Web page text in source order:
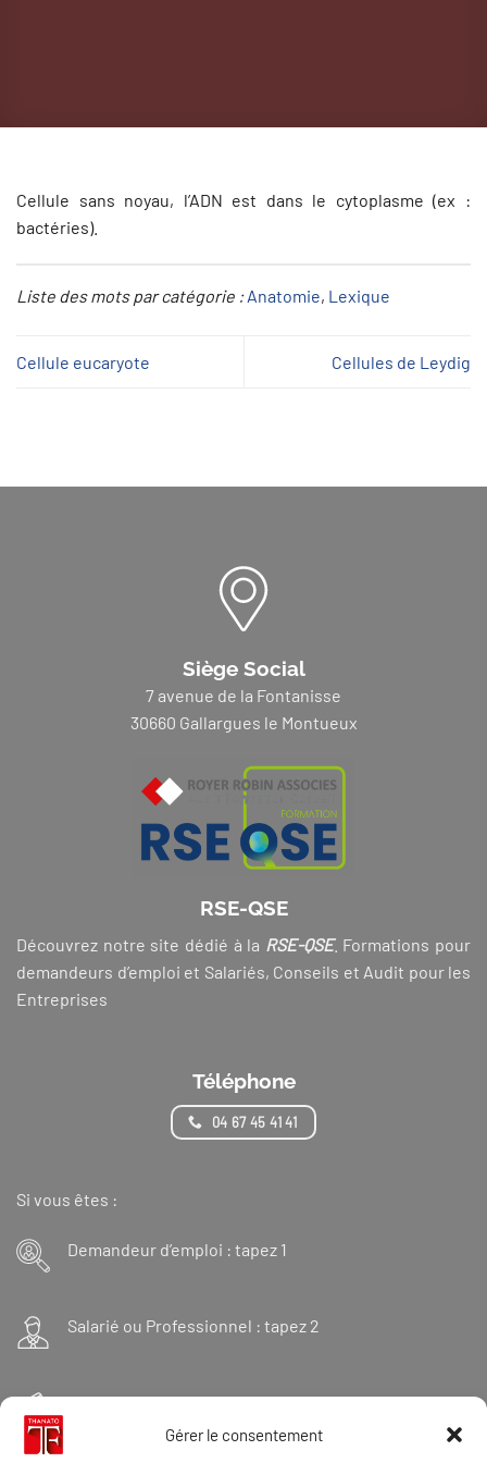
Gérer le consentement
Cellule sans noyau, l’ADN est dans le cytoplasme (ex :
bactéries).
Liste des mots par catégorie : Anatomie, Lexique
Cellule eucaryote Cellules de Leydig
Siège Social
7 avenue de la Fontanisse
30660 Gallargues le Montueux
RSE-QSE
Découvrez notre site dédié à la RSE-QSE. Formations pour
demandeurs d’emploi et Salariés, Conseils et Audit pour les
Entreprises
Téléphone
04 67 45 41 41
Si vous êtes :
Demandeur d’emploi : tapez 1
Salarié ou Professionnel : tapez 2
Financeur : tapez 3